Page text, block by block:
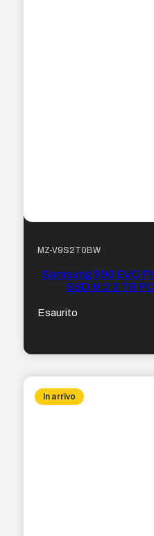
MZ-V9S2T0BW
Samsung 990 EVO
SSD M.2 2 TB
Esaurito
In arrivo